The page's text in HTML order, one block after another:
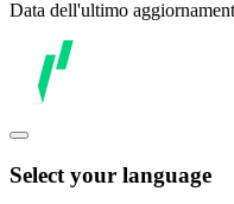
Data dell'ultimo
Select your language